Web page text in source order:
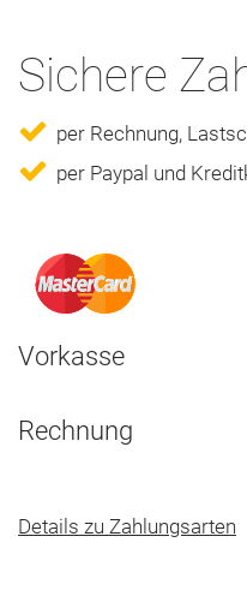
Sichere
per Rechnung,
per Paypal und
Vorkasse
Rechnung
Details zu Zahlungsarten